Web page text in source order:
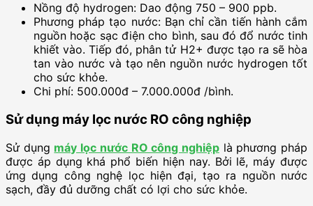
Nồng độ hydrogen: Dao động 750 – 900 ppb.
Phương pháp tạo nước: Bạn chỉ cần tiến hành cắm
nguồn hoặc sạc điện cho bình, sau đó đổ nước tinh
khiết vào. Tiếp đó, phân tử H2+ được tạo ra sẽ hòa
tan vào nước và tạo nên nguồn nước hydrogen tốt
cho sức khỏe.
Chi phí: 500.000đ – 7.000.000đ /bình.
Sử dụng máy lọc nước RO công nghiệp
Sử dụng máy lọc nước RO công nghiệplà phương pháp
được áp dụng khá phổ biến hiện nay. Bởi lẽ, máy được
ứng dụng công nghệ lọc hiện đại, tạo ra nguồn nước
sạch, đầy đủ dưỡng chất có lợi cho sức khỏe.